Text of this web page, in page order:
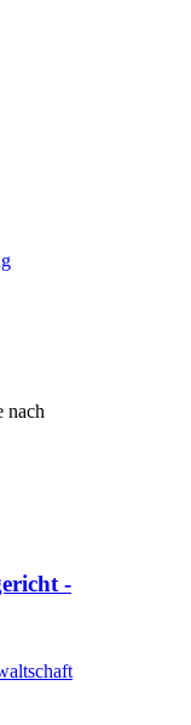
nach
-